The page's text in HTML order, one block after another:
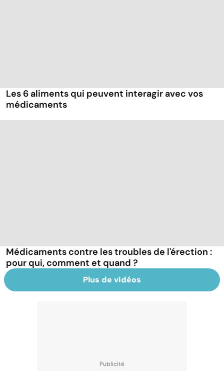
Les 6 aliments qui peuvent interagir avec vos
médicaments
Médicaments contre les troubles de l'érection :
pour qui, comment et quand ?
Plus de vidéos